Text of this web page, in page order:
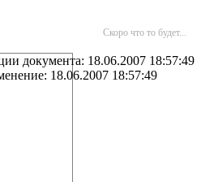
Скоро что то будет...
документа: 18.06.2007 18:57:49
18.06.2007 18:57:49